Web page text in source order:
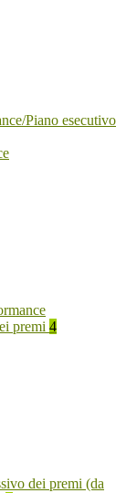
Piano esecutivo
premi 4
dei premi (da